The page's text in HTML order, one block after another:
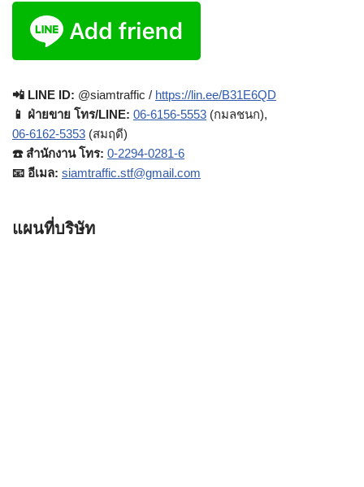
📲 LINE ID: @siamtraffic / https://lin.ee/B31E6QD
📱 ฝ่ายขาย โทร/LINE: 06-6156-5553 (กมลชนก),
06-6162-5353 (สมฤดี)
☎️ สำนักงาน โทร: 0-2294-0281-6
📧 อีเมล: siamtraffic.stf@gmail.com
แผนที่บริษัท